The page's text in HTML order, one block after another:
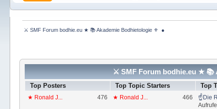
⚔ SMF Forum bodhie.eu ★ 📚 Akademie Bodhietologie ⚜  ●
⚔ SMF Forum bodhie.eu ★ 📚
Top Posters Top Topic Starters Top
★ Ronald J... 476 ★ Ronald J... 466
☝Die
Aufrufe